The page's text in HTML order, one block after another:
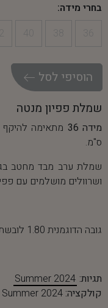
בחרי מידה:
הוסיפי לסל
שמלת פפיון מנטה
מידה 36
ס"מ.
שמלת ערב מבד מחטב
ושרוולים מושלמים עם
גובה הדוגמנית 1.80 לובשת מידה 36
תגיות: Summer 2024
קולקציה: Summer 2024